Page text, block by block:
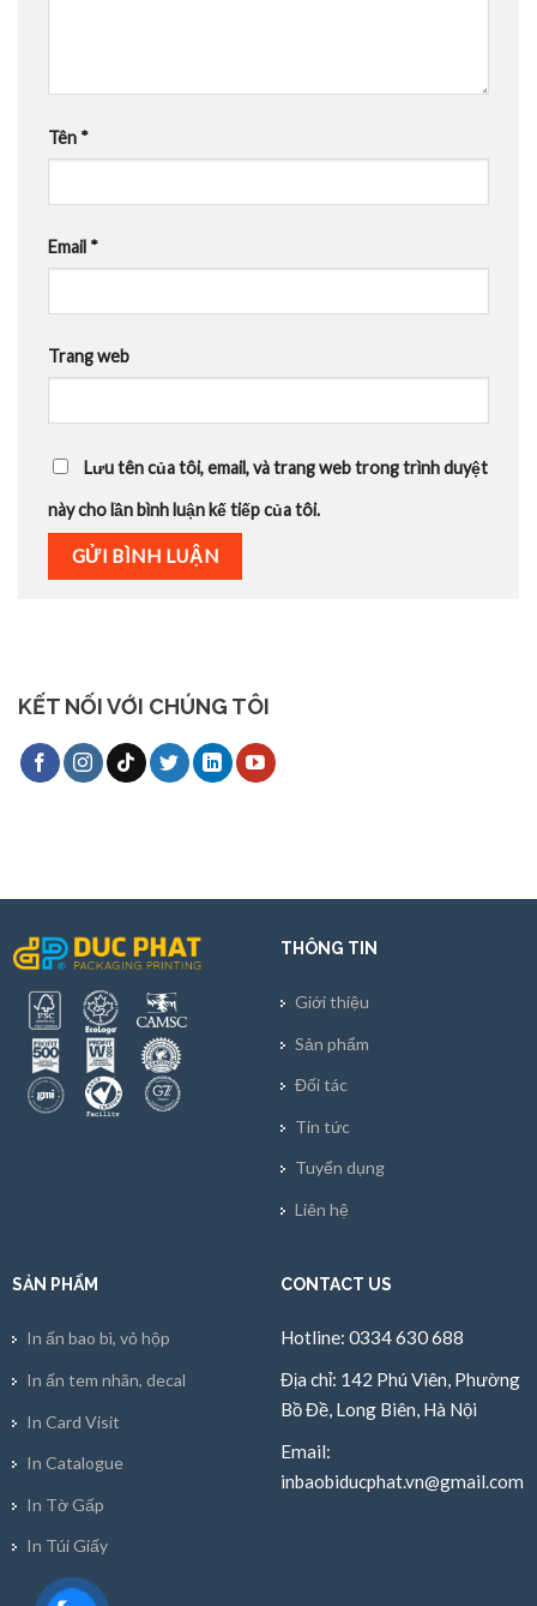
Tên *
Email *
Trang web
Lưu tên của tôi, email, và trang web trong trình duyệt
này cho lần bình luận kế tiếp của tôi.
KẾT NỐI VỚI CHÚNG TÔI
THÔNG TIN
Giới thiệu
Sản phẩm
Đối tác
Tin tức
Tuyển dụng
Liên hệ
SẢN PHẨM
In ấn bao bì, vỏ hộp
In ấn tem nhãn, decal
In Card Visit
In Catalogue
In Tờ Gấp
In Túi Giấy
CONTACT US
Hotline: 0334 630 688
Địa chỉ: 142 Phú Viên, Phường
Bồ Đề, Long Biên, Hà Nội
Email:
inbaobiducphat.vn@gmail.com